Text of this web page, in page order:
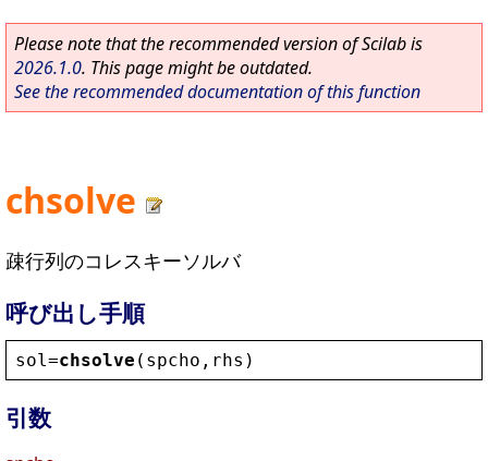
Please note that the recommended version of Scilab is
2026.1.0. This page might be outdated.
See the recommended documentation of this function
chsolve
疎行列のコレスキーソルバ
呼び出し手順
sol =chsolve ( spcho , rhs )
引数